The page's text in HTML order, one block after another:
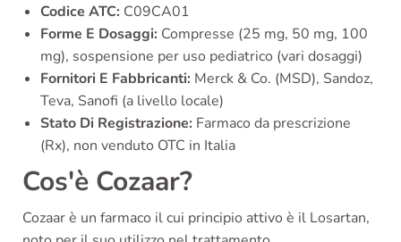
Codice ATC: C09CA01
Forme E Dosaggi: Compresse (25 mg, 50 mg, 100
mg), sospensione per uso pediatrico (vari dosaggi)
Fornitori E Fabbricanti: Merck & Co. (MSD), Sandoz,
Teva, Sanofi (a livello locale)
Stato Di Registrazione: Farmaco da prescrizione
(Rx), non venduto OTC in Italia
Cos'è Cozaar?
Cozaar è un farmaco il cui principio attivo è il Losartan,